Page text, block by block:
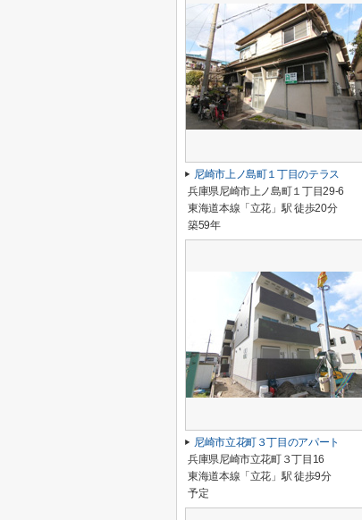
尼崎市上ノ島町１丁目のテラス
兵庫県尼崎市上ノ島町１丁目29-6
東海道本線「立花」駅 徒歩20分
築59年
尼崎市立花町３丁目のアパート
兵庫県尼崎市立花町３丁目16
東海道本線「立花」駅 徒歩9分
予定